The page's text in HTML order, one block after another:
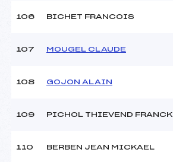
106 BICHET FRANCOIS
107 MOUGEL CLAUDE
108 GOJON ALAIN
109 PICHOL THIEVEND FRANCK
110 BERBEN JEAN MICKAEL